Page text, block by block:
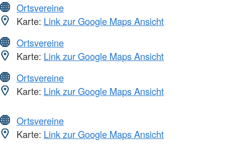
Ortsvereine
Karte: Link zur Google Maps Ansicht
Ortsvereine
Karte: Link zur Google Maps Ansicht
Ortsvereine
Karte: Link zur Google Maps Ansicht
Ortsvereine
Karte: Link zur Google Maps Ansicht